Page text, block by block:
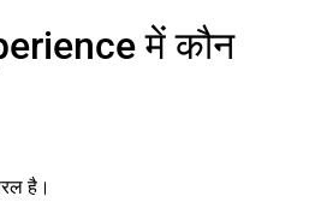
में कौन
है।